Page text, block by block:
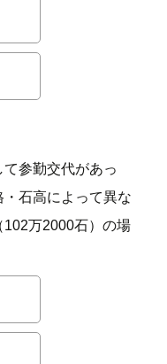
参勤交代があっ
石高によって異な
102万2000石）の場